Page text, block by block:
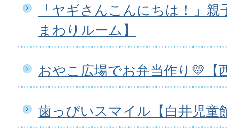
「ヤギさんこんにちは！」
まわりルーム】
おやこ広場でお弁当作り💛【
歯っぴいスマイル【白井児童